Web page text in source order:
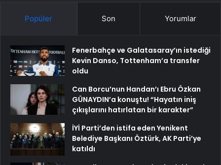
Popüler Son Yorumlar
Fenerbahçe ve Galatasaray’ın istediği
Kevin Danso, Tottenham’a transfer
oldu
Can Borcu’nun Handan’ı Ebru Özkan
GÜNAYDIN’a konuştu! “Hayatın iniş
çıkışlarını hatırlatan bir karakter”
İYİ Parti’den istifa eden Yenikent
Belediye Başkanı Öztürk, AK Parti’ye
katıldı